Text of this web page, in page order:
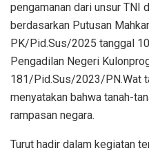
pengamanan dari unsur TNI
berdasarkan Putusan
PK/Pid.Sus/2025 tanggal
Pengadilan Negeri
181/Pid.Sus/2023/PN.Wat
menyatakan bahwa tanah-
rampasan negara.
Turut hadir dalam kegiatan